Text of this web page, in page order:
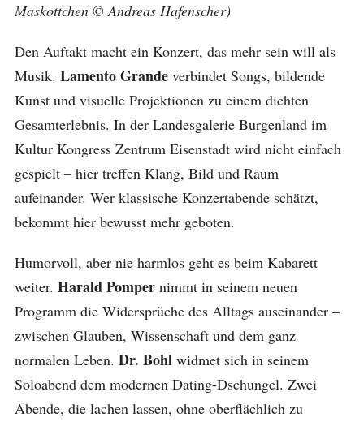
Maskottchen © Andreas Hafenscher)
Den Auftakt macht ein Konzert, das mehr sein will als
Musik. Lamento Grandeverbindet Songs, bildende
Kunst und visuelle Projektionen zu einem dichten
Gesamterlebnis. In der Landesgalerie Burgenland im
Kultur Kongress Zentrum Eisenstadt wird nicht einfach
gespielt – hier treffen Klang, Bild und Raum
aufeinander. Wer klassische Konzertabende schätzt,
bekommt hier bewusst mehr geboten.
Humorvoll, aber nie harmlos geht es beim Kabarett
weiter. Harald Pompernimmt in seinem neuen
Programm die Widersprüche des Alltags auseinander –
zwischen Glauben, Wissenschaft und dem ganz
normalen Leben. Dr. Bohlwidmet sich in seinem
Soloabend dem modernen Dating-Dschungel. Zwei
Abende, die lachen lassen, ohne oberflächlich zu